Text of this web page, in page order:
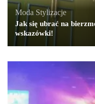
Moda,Stylizacje
Jak się ubrać na
wskazówki!